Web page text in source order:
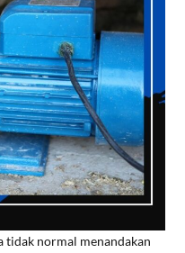
tidak normal menandakan